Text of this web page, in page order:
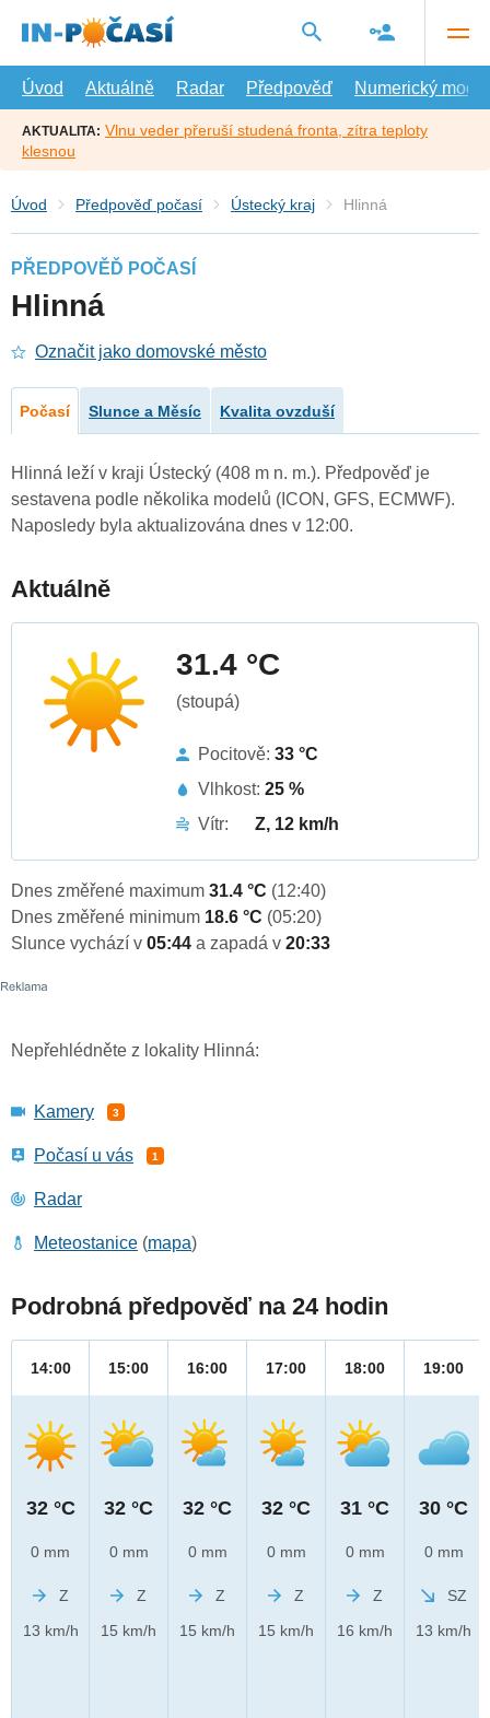
hlavní
Úvod
Aktuálně Radar Předpověď Numerický model
AKTUALITA: Vlnu veder přeruší studená fronta, zítra teploty
klesnou
Úvod Předpověď počasí Ústecký kraj Hlinná
PŘEDPOVĚĎ POČASÍ
Hlinná
Označit jako domovské město
Počasí Slunce a Měsíc Kvalita ovzduší
Hlinná leží v kraji Ústecký (408 m n. m.). Předpověď je
sestavena podle několika modelů (ICON, GFS, ECMWF).
Naposledy byla aktualizována dnes v 12:00.
Aktuálně
31.4 °C
(stoupá)
Pocitově: 33 °C
Vlhkost: 25 %
Vítr:
Z, 12 km/h
Dnes změřené maximum 31.4 °C (12:40)
Dnes změřené minimum 18.6 °C (05:20)
Slunce vychází v 05:44 a zapadá v 20:33
Nepřehlédněte z lokality Hlinná:
Kamery 3
Počasí u vás 1
Radar
Meteostanice (mapa)
Podrobná předpověď na 24 hodin
14:00
32 °C
0 mm
Z
13 km/h
15:00
32 °C
0 mm
Z
15 km/h
16:00
32 °C
0 mm
Z
15 km/h
17:00
32 °C
0 mm
Z
15 km/h
18:00
31 °C
0 mm
Z
16 km/h
19:00
30 °C
0 mm
SZ
13 km/h